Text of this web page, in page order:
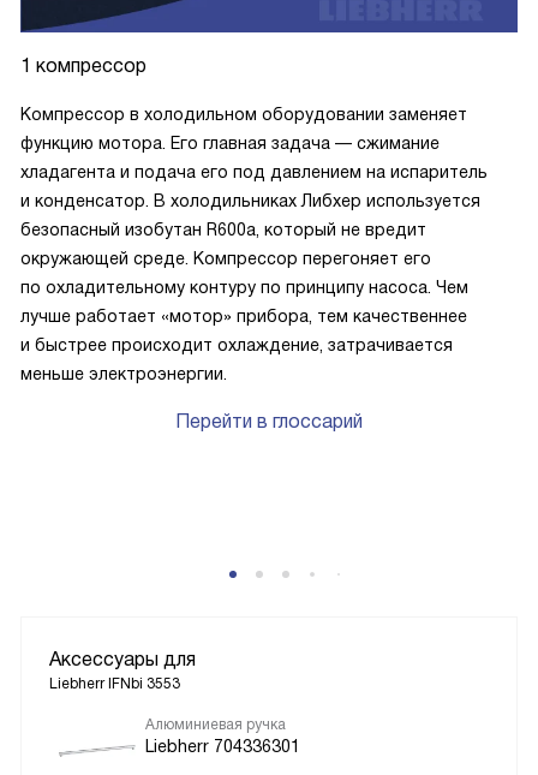
1 компрессор
Компрессор в холодильном оборудовании заменяет
функцию мотора. Его главная задача — сжимание
хладагента и подача его под давлением на испаритель
и конденсатор. В холодильниках Либхер используется
безопасный изобутан R600a, который не вредит
окружающей среде. Компрессор перегоняет его
по охладительному контуру по принципу насоса. Чем
лучше работает «мотор» прибора, тем качественнее
и быстрее происходит охлаждение, затрачивается
меньше электроэнергии.
Перейти в глоссарий
Аксессуары для
Liebherr IFNbi 3553
Алюминиевая ручка
Liebherr 704336301